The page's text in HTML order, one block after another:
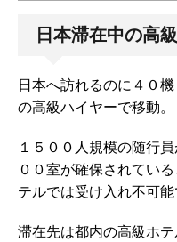
日本滞在中の高
日本へ訪れるのに４０
の高級ハイヤーで移動。
１５００人規模の随行
００室が確保されてい
テルでは受け入れ不可能
滞在先は都内の高級ホ